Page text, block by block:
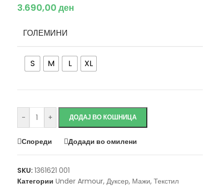
3.690,00 ден
ГОЛЕМИНИ
S M L XL
- + ДОДАЈ ВО КОШНИЦА
Спореди Додади во омилени
SKU: 1361621 001
Категории Under Armour, Дуксер, Мажи, Текстил